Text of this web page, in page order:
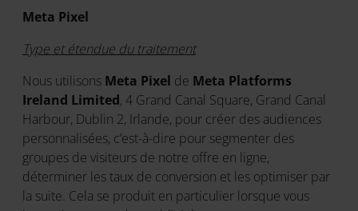
Meta Pixel
Type et étendue du traitement
Nous utilisons Meta Pixel de Meta Platforms
Ireland Limited, 4 Grand Canal Square, Grand Canal
Harbour, Dublin 2, Irlande, pour créer des audiences
personnalisées, c’est-à-dire pour segmenter des
groupes de visiteurs de notre offre en ligne,
déterminer les taux de conversion et les optimiser par
la suite. Cela se produit en particulier lorsque vous